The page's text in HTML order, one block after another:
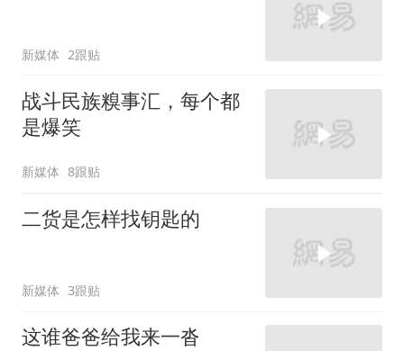
新媒体 2跟贴
战斗民族糗事汇，每个都
是爆笑
新媒体 8跟贴
二货是怎样找钥匙的
新媒体 3跟贴
这谁爸爸给我来一沓